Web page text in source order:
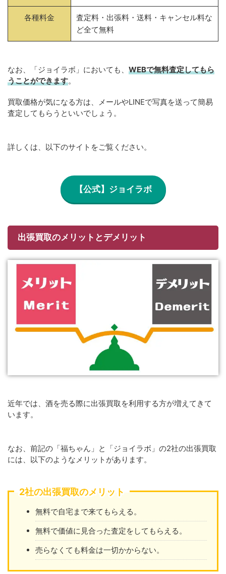
各種料金
査定料・出張料・送料・キャンセル料な
ど全て無料
なお、「ジョイラボ」においても、 WEBで無料査定してもら
うことができます。
買取価格が気になる方は、メールやLINEで写真を送って簡易
査定してもらうといいでしょう。
詳しくは、以下のサイトをご覧ください。
【公式】ジョイラボ
出張買取のメリットとデメリット
近年では、酒を売る際に出張買取を利用する方が増えてきて
います。
なお、前記の「福ちゃん」と「ジョイラボ」の2社の出張買取
には、以下のようなメリットがあります。
2社の出張買取のメリット
無料で自宅まで来てもらえる。
無料で価値に見合った査定をしてもらえる。
売らなくても料金は一切かからない。